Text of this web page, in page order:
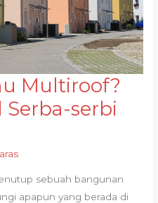
Multiroof?
serbi
sebuah bangunan
apapun yang berada di